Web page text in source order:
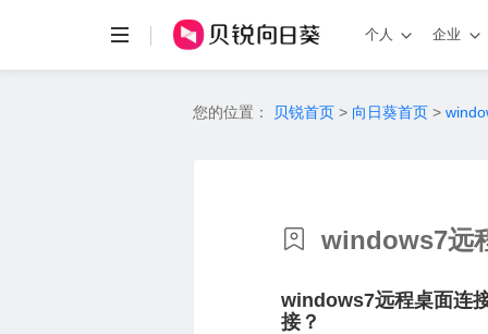
个人 企业
您的位置： 贝锐首页 > 向日葵首页 >
windows7远
windows7远程桌面连
接？